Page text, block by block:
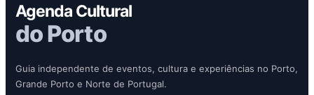
Agenda Cultural
do Porto
Guia independente de eventos, cultura e experiências no Porto,
Grande Porto e Norte de Portugal.